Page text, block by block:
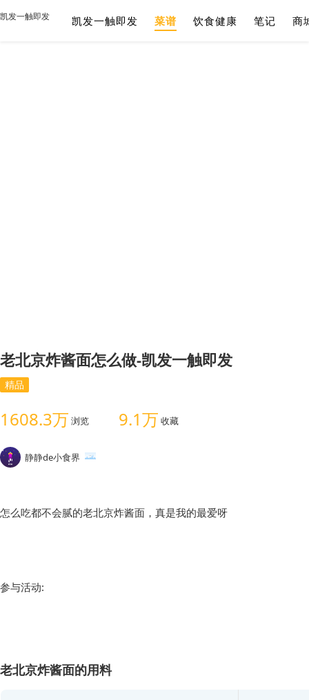
凯发一触即发 凯发一触即发 菜谱 饮食健康 笔记 商
老北京炸酱面怎么做-凯发一触即发
精品
1608.3万 浏览 9.1万 收藏
静静de小食界
参与活动:
老北京炸酱面的用料